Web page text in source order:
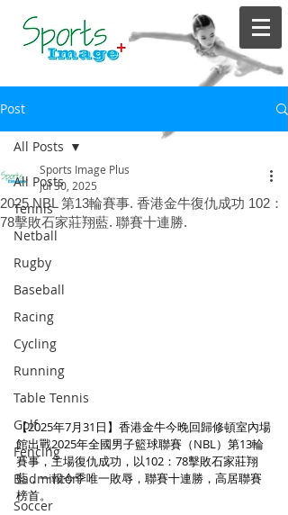
Post
All Posts
Tennis
Netball
Rugby
Baseball
Racing
Cycling
Running
Table Tennis
Golf
Fencing
Badminton
Soccer
All Posts
2025 NBL 第13輪賽事. 香港金牛復仇成功 102：
78擊敗石家莊翔藍. 聯賽十連勝.
Sports Image Plus
Jul 30, 2025
【2025年7月31日】香港金牛今晚回歸修頓室內場
館出戰2025年全國男子籃球聯賽（NBL）第13輪
賽事，主場復仇成功，以102：78擊敗石家莊翔
藍，一報今季唯一敗辱，聯賽十連勝，高居聯賽
榜首。